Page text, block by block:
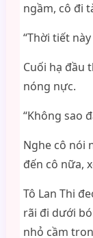
ngầm, cô đi
“Thời tiết
Cuối hạ đầu
nóng nực.
“Không sao
Nghe cô nói
đến cô nữa,
Tô Lan Thi
rãi đi dưới
nhỏ cầm